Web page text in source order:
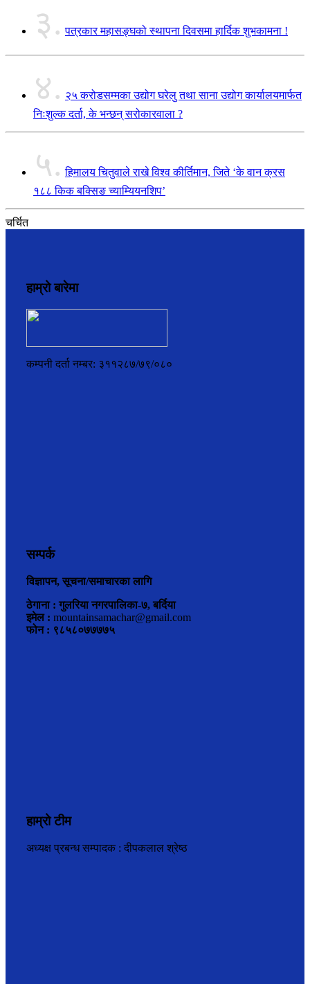
३. पत्रकार महासङ्घको स्थापना दिवसमा हार्दिक शुभकामना !
४. २५ करोडसम्मका उद्योग घरेलु तथा साना उद्योग कार्यालयमार्फत
निःशुल्क दर्ता, के भन्छन् सरोकारवाला ?
५. हिमालय चितुवाले राखे विश्व कीर्तिमान, जिते ‘के वान क्रस
१८८ किक बक्सिङ च्याम्यियनशिप’
चर्चित
हाम्रो बारेमा
कम्पनी दर्ता नम्बर: ३११२८७/७९/०८०
सम्पर्क
विज्ञापन, सूचना/समाचारका लागि
ठेगाना : गुलरिया नगरपालिका-७, बर्दिया
इमेल : mountainsamachar@gmail.com
फोन : ९८५८०७७७७५
हाम्रो टीम
अध्यक्ष प्रबन्ध सम्पादक : दीपकलाल श्रेष्ठ